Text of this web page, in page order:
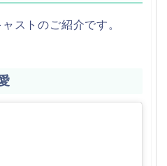
ストのご紹介です。